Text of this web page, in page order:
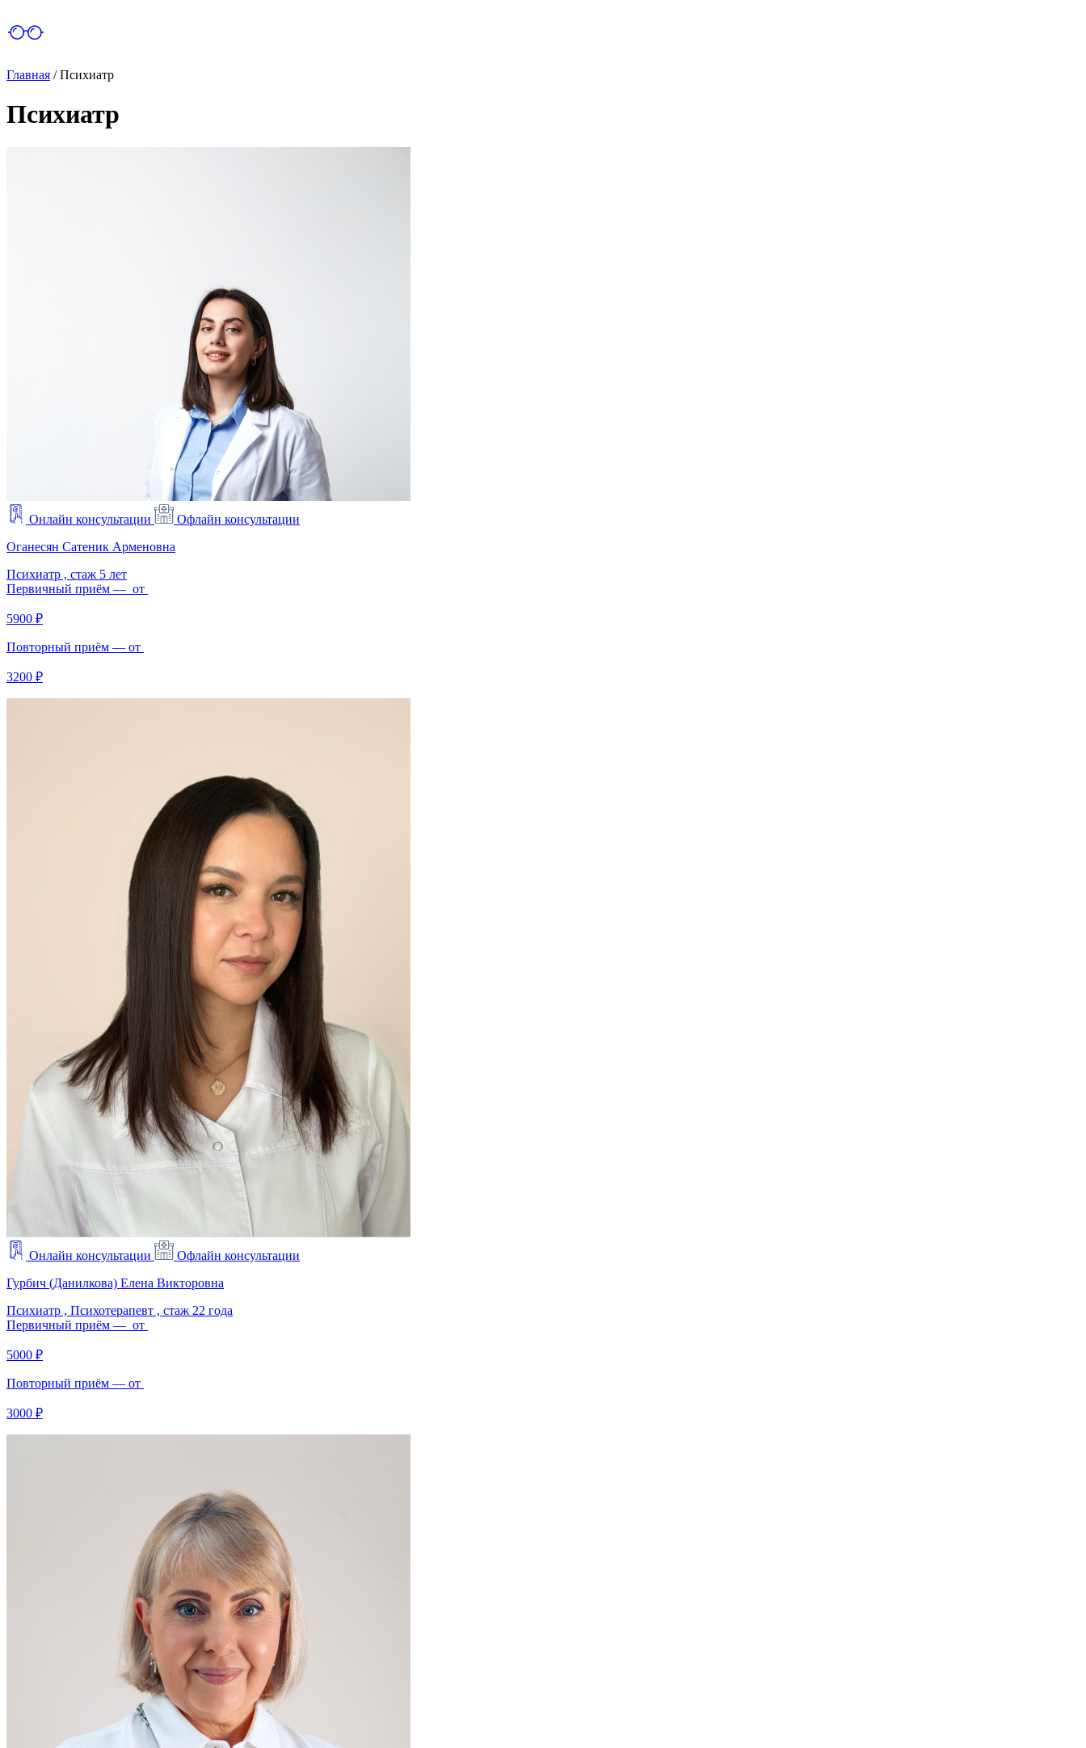
Главная /Психиатр
Психиатр
Онлайн консультации
Офлайн консультации
Оганесян Сатеник Арменовна
Психиатр , стаж 5 лет
Первичный приём — от
5900 ₽
Повторный приём — от
3200 ₽
Онлайн консультации
Офлайн консультации
Гурбич (Данилкова) Елена Викторовна
Психиатр , Психотерапевт , стаж 22 года
Первичный приём — от
5000 ₽
Повторный приём — от
3000 ₽